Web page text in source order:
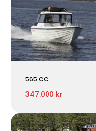
565 CC
347.000 kr